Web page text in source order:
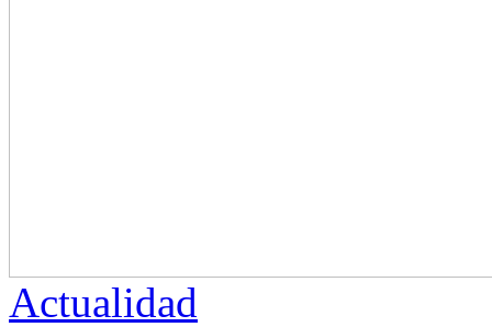
Actualidad